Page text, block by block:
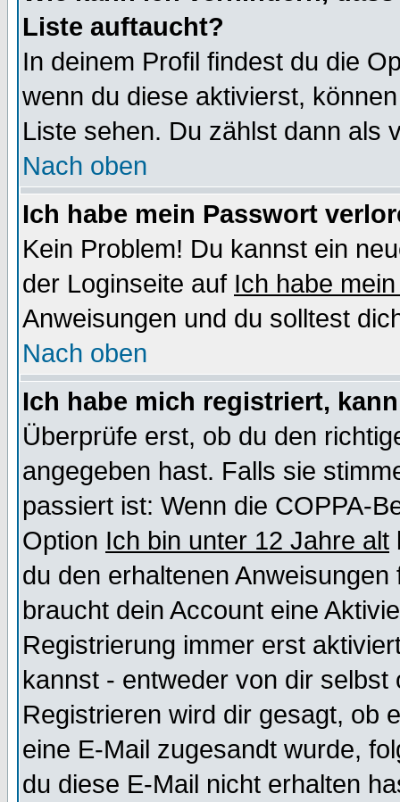
Liste auftaucht?
In deinem Profil findest du die
wenn du diese aktivierst,
Liste sehen. Du zählst dann als
Nach oben
Ich habe mein Passwort
Kein Problem! Du kannst ein
der Loginseite auf Ich habe
Anweisungen und du solltest
Nach oben
Ich habe mich registriert,
Überprüfe erst, ob du den
angegeben hast. Falls sie
passiert ist: Wenn die COPPA-
Option Ich bin unter 12 Jahre alt
du den erhaltenen
braucht dein Account eine
Registrierung immer erst
kannst - entweder von dir selbst
Registrieren wird dir gesagt, ob
eine E-Mail zugesandt wurde,
du diese E-Mail nicht erhalten